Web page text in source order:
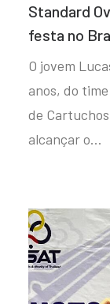
Standard
festa no
O jovem
anos, do
de
alcançar o…